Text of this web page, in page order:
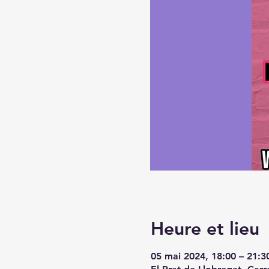
Heure et lieu
05 mai 2024, 18:00 –